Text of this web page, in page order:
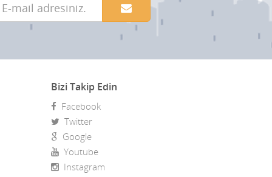
Bizi Takip Edin
Facebook
Twitter
Google
Youtube
Instagram